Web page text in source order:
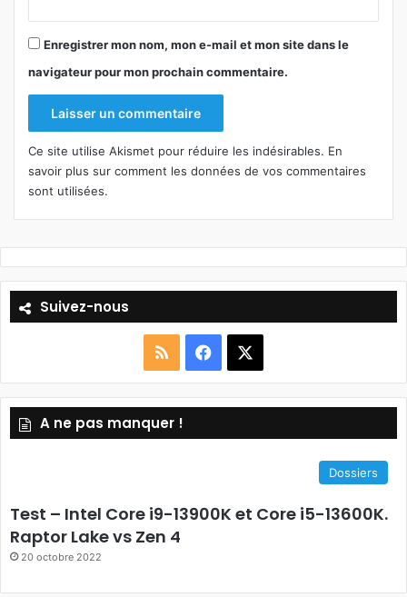
Enregistrer mon nom, mon e-mail et mon site dans le
navigateur pour mon prochain commentaire.
Ce site utilise Akismet pour réduire les indésirables. En
savoir plus sur comment les données de vos commentaires
sont utilisées.
Suivez-nous
RSS Facebook
A ne pas manquer !
Dossiers
Test – Intel Core i9-13900K et Core i5-13600K.
Raptor Lake vs Zen 4
20 octobre 2022